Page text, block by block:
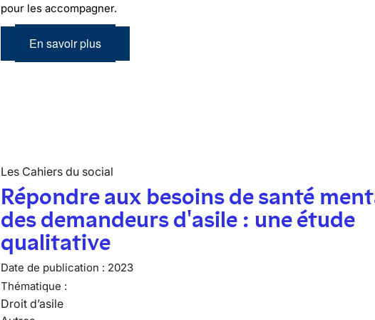
pour les accompagner.
En savoir plus
Les Cahiers du social
Répondre aux besoins de santé
des demandeurs d'asile : une étude
qualitative
Date de publication : 2023
Thématique :
Droit d’asile